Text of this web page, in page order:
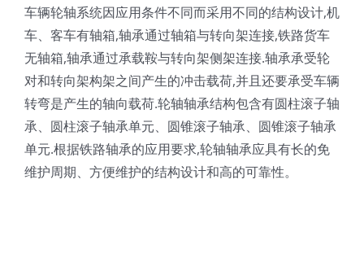
车辆轮轴系统因应用条件不同而采用不同的结构设计,机
车、客车有轴箱,轴承通过轴箱与转向架连接,铁路货车
无轴箱,轴承通过承载鞍与转向架侧架连接.轴承承受轮
对和转向架构架之间产生的冲击载荷,并且还要承受车辆
转弯是产生的轴向载荷.轮轴轴承结构包含有圆柱滚子轴
承、圆柱滚子轴承单元、圆锥滚子轴承、圆锥滚子轴承
单元.根据铁路轴承的应用要求,轮轴轴承应具有长的免
维护周期、方便维护的结构设计和高的可靠性。